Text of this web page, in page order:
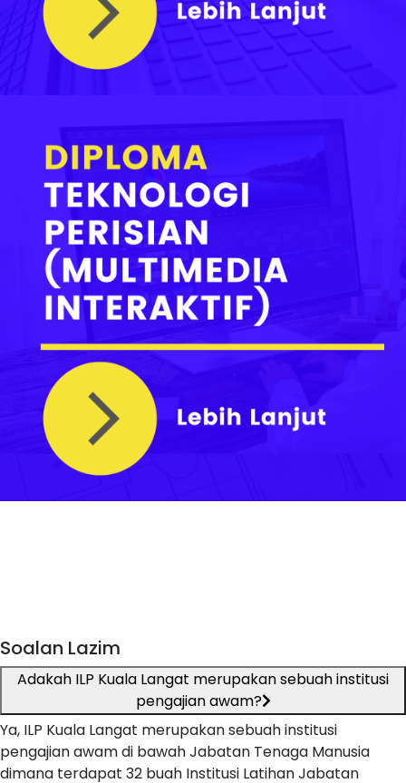
Soalan Lazim
Adakah ILP Kuala Langat merupakan sebuah institusi
pengajian awam?
Ya, ILP Kuala Langat merupakan sebuah institusi
pengajian awam di bawah Jabatan Tenaga Manusia
dimana terdapat 32 buah Institusi Latihan Jabatan